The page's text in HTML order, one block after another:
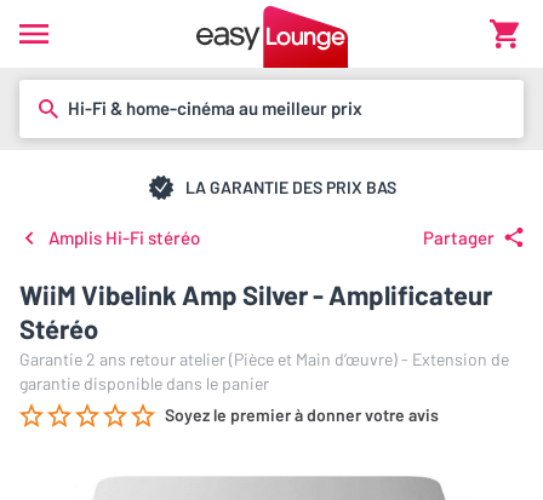
Hi-Fi & home-cinéma au meilleur prix
LA GARANTIE DES PRIX BAS
Amplis Hi-Fi stéréo Partager
WiiM Vibelink Amp Silver - Amplificateur
Stéréo
Garantie 2 ans retour atelier (Pièce et Main d’œuvre) - Extension de
garantie disponible dans le panier
Soyez le premier à donner votre avis